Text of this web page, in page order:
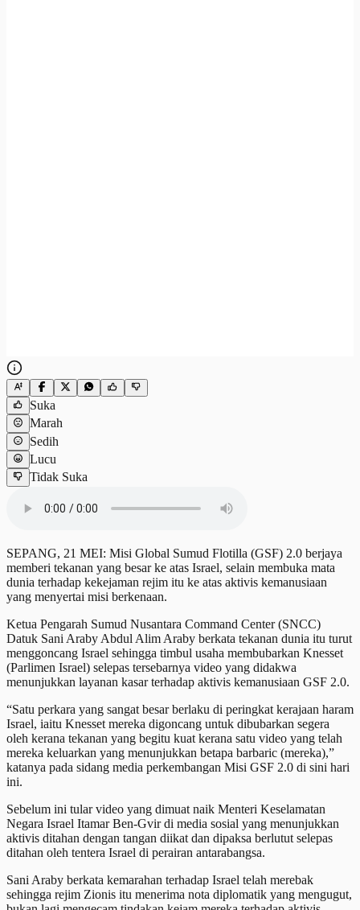
Suka
Marah
Sedih
Lucu
Tidak Suka
SEPANG, 21 MEI: Misi Global Sumud Flotilla (GSF) 2.0 berjaya
memberi tekanan yang besar ke atas Israel, selain membuka mata
dunia terhadap kekejaman rejim itu ke atas aktivis kemanusiaan
yang menyertai misi berkenaan.
Ketua Pengarah Sumud Nusantara Command Center (SNCC)
Datuk Sani Araby Abdul Alim Araby berkata tekanan dunia itu turut
menggoncang Israel sehingga timbul usaha membubarkan Knesset
(Parlimen Israel) selepas tersebarnya video yang didakwa
menunjukkan layanan kasar terhadap aktivis kemanusiaan GSF 2.0.
“Satu perkara yang sangat besar berlaku di peringkat kerajaan haram
Israel, iaitu Knesset mereka digoncang untuk dibubarkan segera
oleh kerana tekanan yang begitu kuat kerana satu video yang telah
mereka keluarkan yang menunjukkan betapa barbaric (mereka),”
katanya pada sidang media perkembangan Misi GSF 2.0 di sini hari
ini.
Sebelum ini tular video yang dimuat naik Menteri Keselamatan
Negara Israel Itamar Ben-Gvir di media sosial yang menunjukkan
aktivis ditahan dengan tangan diikat dan dipaksa berlutut selepas
ditahan oleh tentera Israel di perairan antarabangsa.
Sani Araby berkata kemarahan terhadap Israel telah merebak
sehingga rejim Zionis itu menerima nota diplomatik yang mengugut,